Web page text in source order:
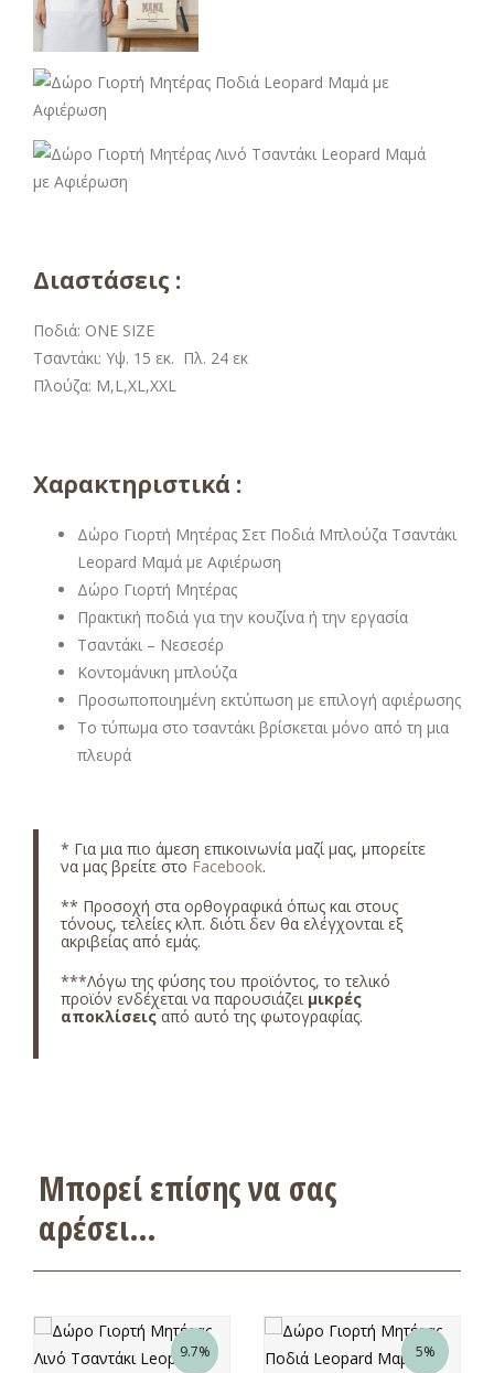
Διαστάσεις :
Ποδιά: ONE SIZE
Τσαντάκι: Υψ. 15 εκ. Πλ. 24 εκ
Πλούζα: M,L,XL,XXL
Χαρακτηριστικά :
Δώρο Γιορτή Μητέρας Σετ Ποδιά Μπλούζα Τσαντάκι
Leopard Μαμά με Αφιέρωση
Δώρο Γιορτή Μητέρας
Πρακτική ποδιά για την κουζίνα ή την εργασία
Τσαντάκι – Νεσεσέρ
Κοντομάνικη μπλούζα
Προσωποποιημένη εκτύπωση με επιλογή αφιέρωσης
Το τύπωμα στο τσαντάκι βρίσκεται μόνο από τη μια
πλευρά
* Για μια πιο άμεση επικοινωνία μαζί μας, μπορείτε
να μας βρείτε στο Facebook.
** Προσοχή στα ορθογραφικά όπως και στους
τόνους, τελείες κλπ. διότι δεν θα ελέγχονται εξ
ακριβείας από εμάς.
***Λόγω της φύσης του προϊόντος, το τελικό
προϊόν ενδέχεται να παρουσιάζει μικρές
αποκλίσειςαπό αυτό της φωτογραφίας.
Μπορεί επίσης να σας
αρέσει…
9.7% 5%